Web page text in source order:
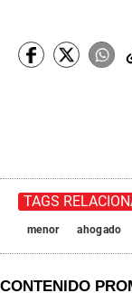
TAGS
menor ahogado